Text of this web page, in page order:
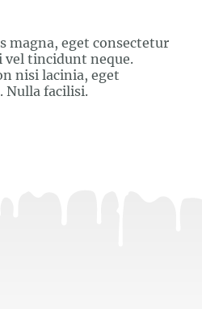
magna, eget consectetur
vel tincidunt neque.
nisi lacinia, eget
Nulla facilisi.